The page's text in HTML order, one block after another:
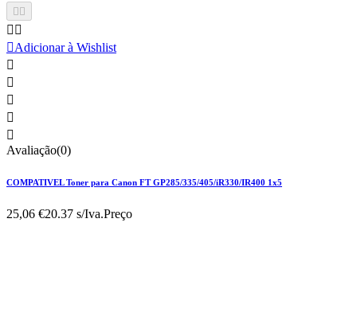
 
 
Adicionar à Wishlist





Avaliação(0)
COMPATIVEL Toner para Canon FT GP285/335/405/iR330/IR400 1x5
25,06 €20.37 s/Iva.Preço